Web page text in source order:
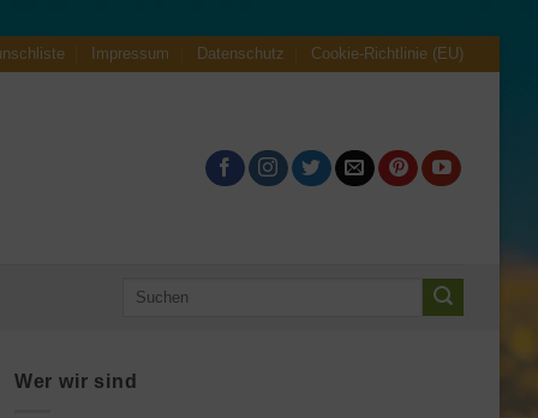
Impressum Datenschutz Cookie-Richtlinie (EU)
Suche
Wer wir sind